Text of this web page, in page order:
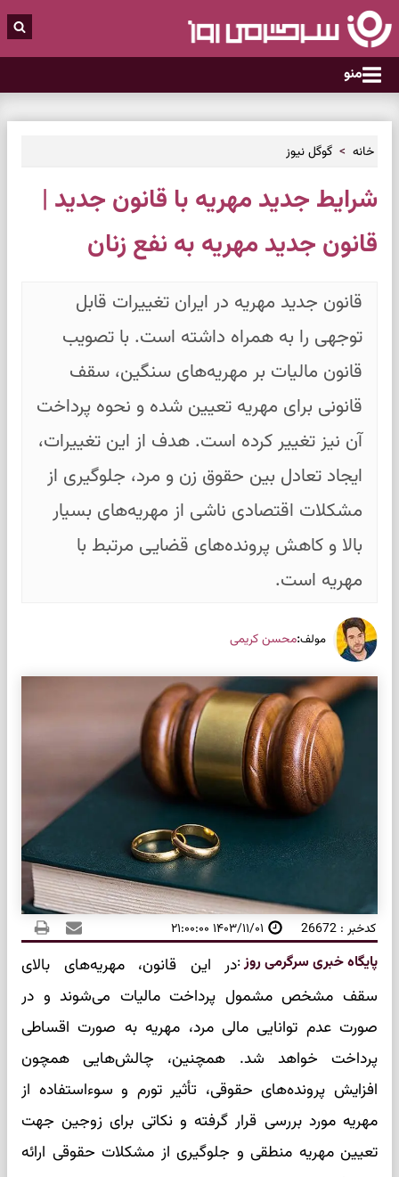
منو
خانه گوگل نیوز
شرایط جدید مهریه با قانون جدید |
قانون جدید مهریه به نفع زنان
قانون جدید مهریه در ایران تغییرات قابل
توجهی را به همراه داشته است. با تصویب
قانون مالیات بر مهریه‌های سنگین، سقف
قانونی برای مهریه تعیین شده و نحوه پرداخت
آن نیز تغییر کرده است. هدف از این تغییرات،
ایجاد تعادل بین حقوق زن و مرد، جلوگیری از
مشکلات اقتصادی ناشی از مهریه‌های بسیار
بالا و کاهش پرونده‌های قضایی مرتبط با
مهریه است.
مولف:محسن کریمی
کدخبر : 26672 ۱۴۰۳/۱۱/۰۱ ۲۱:۰۰:۰۰
پایگاه خبری سرگرمی روز:در این قانون، مهریه‌های بالای
سقف مشخص مشمول پرداخت مالیات می‌شوند و در
صورت عدم توانایی مالی مرد، مهریه به صورت اقساطی
پرداخت خواهد شد. همچنین، چالش‌هایی همچون
افزایش پرونده‌های حقوقی، تأثیر تورم و سوءاستفاده از
مهریه مورد بررسی قرار گرفته و نکاتی برای زوجین جهت
تعیین مهریه منطقی و جلوگیری از مشکلات حقوقی ارائه